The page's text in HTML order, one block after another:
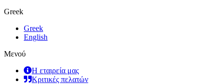
Greek
Greek
English
Μενού
Η εταιρεία μας
Κριτικές πελατών